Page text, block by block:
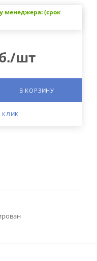
менеджера: (срок
/шт
В КОРЗИНУ
КЛИК